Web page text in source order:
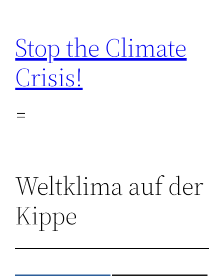
springen
Stop the Climate
Crisis!
Weltklima auf der
Kippe